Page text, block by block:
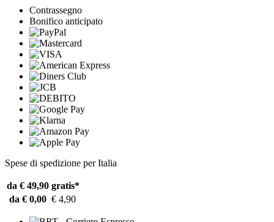
Contrassegno
Bonifico anticipato
Spese di spedizione per Italia
da € 49,90 gratis*
da € 0,00 € 4,90